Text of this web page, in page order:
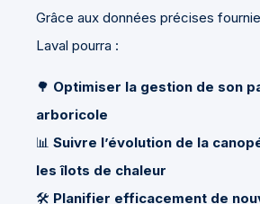
Grâce aux données précises
Laval pourra :
🌳 Optimiser la gestion de son
arboricole
📊 Suivre l’évolution de la
les îlots de chaleur
🛠️ Planifier efficacement de